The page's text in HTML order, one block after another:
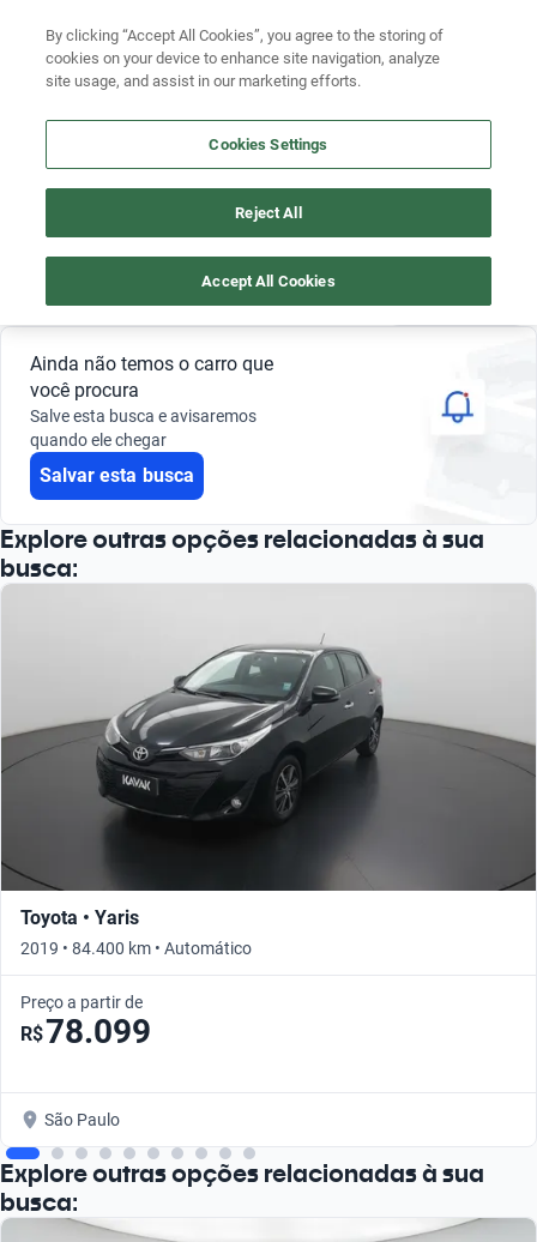
Busque por marca
Busque por modelo
Busque por marca
Busque por modelo
Busque por versão
0 Resultados Salvar busca
Ainda não temos o carro que
você procura
Salve esta busca e avisaremos
quando ele chegar
Salvar esta busca
Explore outras opções relacionadas à sua
busca:
Toyota • Yaris
2019 • 84.400 km • Automático
Preço a partir de
R$78.099
São Paulo
Explore outras opções relacionadas à sua
busca:
By clicking “Accept All Cookies”, you agree to the storing of
cookies on your device to enhance site navigation, analyze
site usage, and assist in our marketing efforts.
Cookies Settings
Reject All
Accept All Cookies